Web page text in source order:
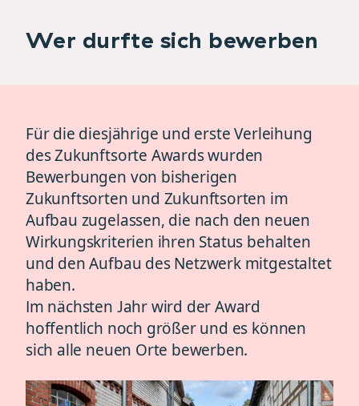
Wer durfte sich bewerben
Für die diesjährige und erste Verleihung
des Zukunftsorte Awards wurden
Bewerbungen von bisherigen
Zukunftsorten und Zukunftsorten im
Aufbau zugelassen, die nach den neuen
Wirkungskriterien ihren Status behalten
und den Aufbau des Netzwerk mitgestaltet
haben.
Im nächsten Jahr wird der Award
hoffentlich noch größer und es können
sich alle neuen Orte bewerben.